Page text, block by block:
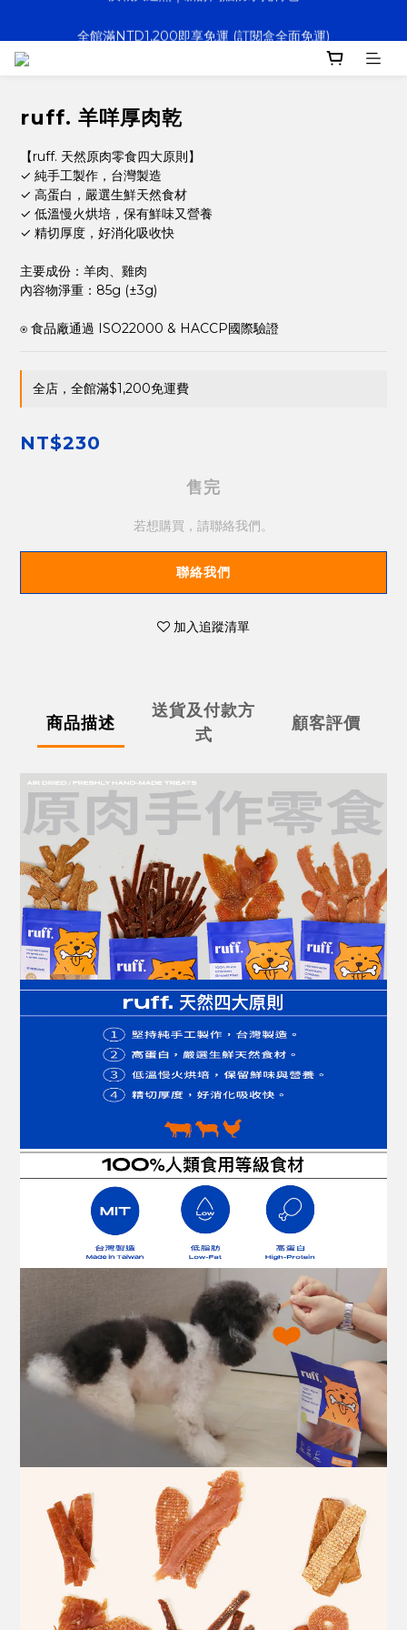
ruff. 羊咩厚肉乾
【ruff. 天然原肉零食四大原則】
✓ 純手工製作，台灣製造
✓ 高蛋白，嚴選生鮮天然食材
✓ 低溫慢火烘培，保有鮮味又營養
✓ 精切厚度，好消化吸收快
主要成份：羊肉、雞肉
內容物淨重：85g (±3g)
⍟ 食品廠通過 ISO22000 & HACCP國際驗證
全店，全館滿$1,200免運費
NT$230
售完
若想購買，請聯絡我們。
聯絡我們
加入追蹤清單
商品描述
送貨及付款方
式
顧客評價